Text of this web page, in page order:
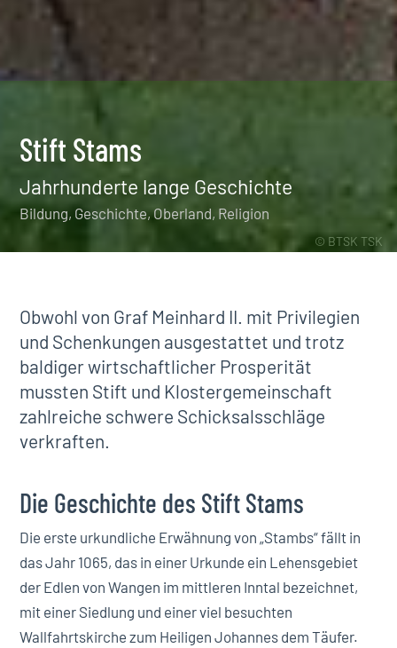
© BTSK TSK
Stift Stams
Jahrhunderte lange Geschichte
Bildung Geschichte Oberland Religion
Obwohl von Graf Meinhard II. mit Privilegien
und Schenkungen ausgestattet und trotz
baldiger wirtschaftlicher Prosperität
mussten Stift und Klostergemeinschaft
zahlreiche schwere Schicksalsschläge
verkraften.
Die Geschichte des Stift Stams
Die erste urkundliche Erwähnung von „Stambs“ fällt in
das Jahr 1065, das in einer Urkunde ein Lehensgebiet
der Edlen von Wangen im mittleren Inntal bezeichnet,
mit einer Siedlung und einer viel besuchten
Wallfahrtskirche zum Heiligen Johannes dem Täufer.